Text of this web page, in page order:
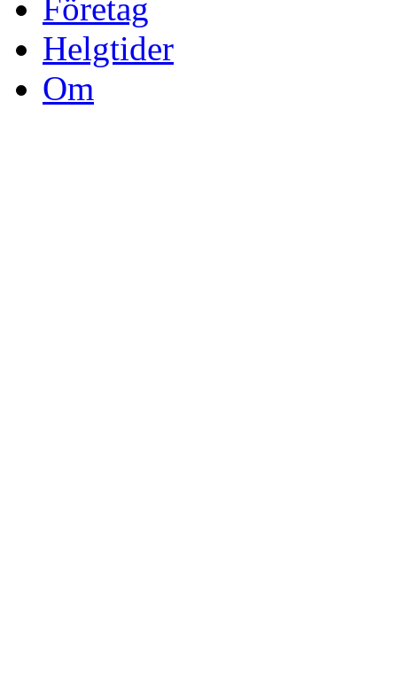
Företag
Helgtider
Om